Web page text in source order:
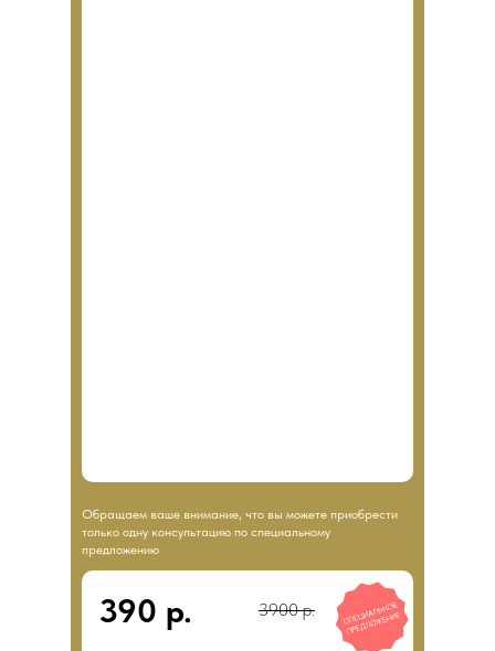
3900 р.
390 р.
Обращаем ваше внимание, что вы можете приобрести
только одну консультацию по специальному
предложению